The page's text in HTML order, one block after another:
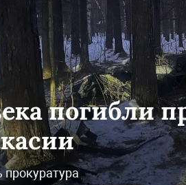
погибли